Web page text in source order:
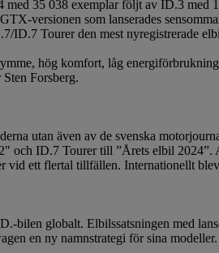
35 038 exemplar följt av ID.3 med
versionen som lanserades
Tourer den mest nyregistrerade
hög komfort, låg
Forsberg.
utan även av de svenska
och ID.7 Tourer till ”Årets elbil
vid ett flertal tillfällen. Internationellt
bilen globalt. Elbilssatsningen med
en ny namnstrategi för sina